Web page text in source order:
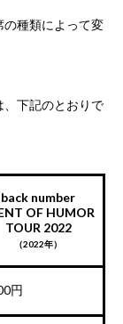
の種類によって変
下記のとおりで
back number
OF HUMOR
TOUR 2022
（2022年）
円